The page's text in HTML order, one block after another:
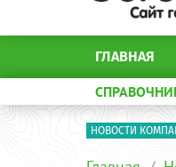
ГЛАВНАЯ
НОВОСТИ